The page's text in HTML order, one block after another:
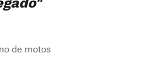
de motos